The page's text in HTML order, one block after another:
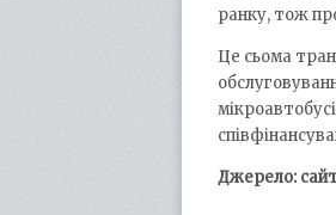
ранку, тож
Це сьома
Джерело: